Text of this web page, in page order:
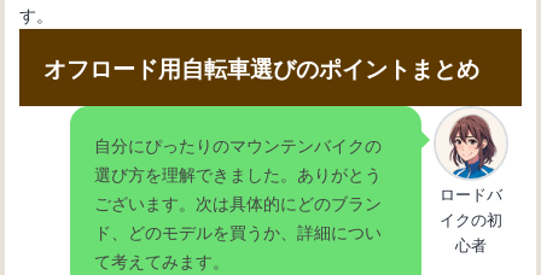
す。
オフロード用自転車選びのポイントまとめ
自分にぴったりのマウンテンバイクの
選び方を理解できました。ありがとう
ございます。次は具体的にどのブラン
ド、どのモデルを買うか、詳細につい
て考えてみます。
ロードバ
イクの初
心者